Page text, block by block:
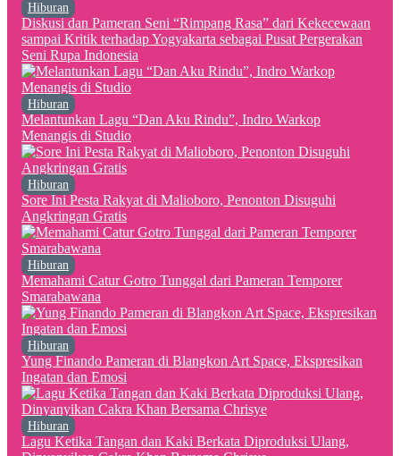
Hiburan
Diskusi dan Pameran Seni “Rimpang Rasa” dari Kekecewaan
sampai Kritik terhadap Yogyakarta sebagai Pusat Pergerakan
Seni Rupa Indonesia
Hiburan
Melantunkan Lagu “Dan Aku Rindu”, Indro Warkop
Menangis di Studio
Hiburan
Sore Ini Pesta Rakyat di Malioboro, Penonton Disuguhi
Angkringan Gratis
Hiburan
Memahami Catur Gotro Tunggal dari Pameran Temporer
Smarabawana
Hiburan
Yung Finando Pameran di Blangkon Art Space, Ekspresikan
Ingatan dan Emosi
Hiburan
Lagu Ketika Tangan dan Kaki Berkata Diproduksi Ulang,